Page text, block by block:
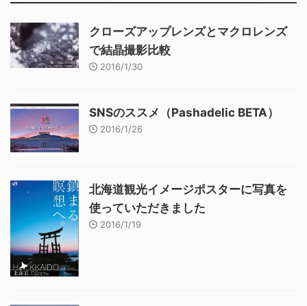
クローズアップレンズとマクロレンズ
で結晶撮影比較
2016/1/30
SNSのススメ（Pashadelic BETA）
2016/1/26
北海道観光イメージポスターに写真を
使っていただきました
2016/1/19